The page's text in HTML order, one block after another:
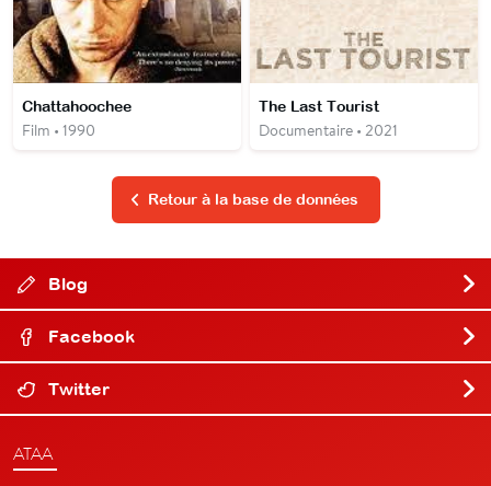
Chattahoochee
Film • 1990
The Last Tourist
Documentaire • 2021
Retour à la base de données
Blog
Facebook
Twitter
ATAA